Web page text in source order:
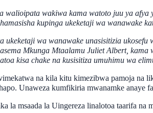
walioipata wakiwa kama watoto juu ya
kupinga ukeketaji wa wanawake
wa wanawake unasisitizia
Mkunga Mtaalamu Juliet Albert,
kisa chake na kusisitiza umuhimu wa
na kila kitu kimezibwa pamoja na
Unaweza kumfikiria mwanamke anaye
la msaada la Uingereza linalotoa taarifa